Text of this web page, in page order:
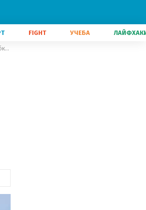
FIGHT УЧЕБА
Возвращение основного состава: Велепец рассказал, кто выступит на шестом этапе Кубка мира